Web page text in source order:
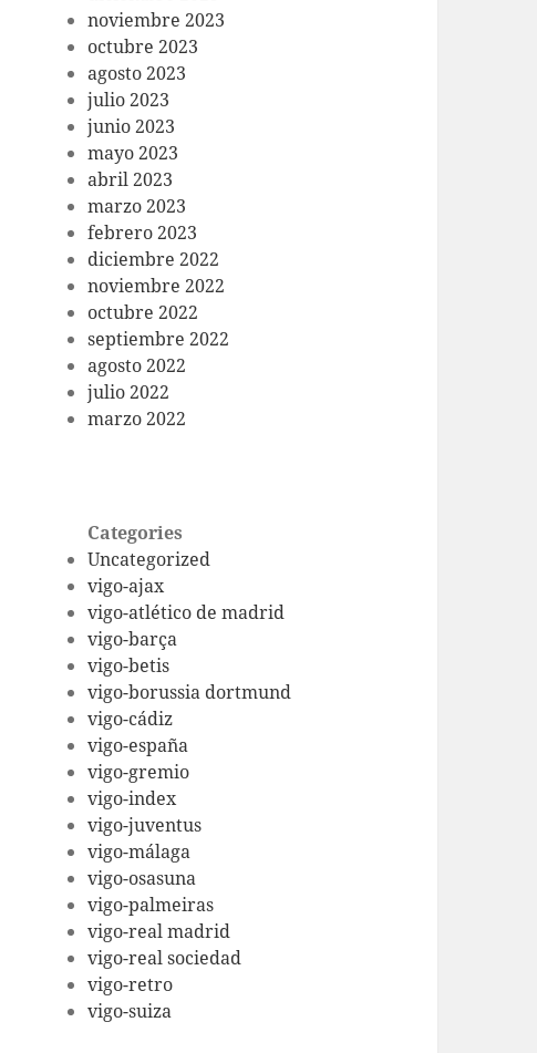
noviembre 2023
octubre 2023
agosto 2023
julio 2023
junio 2023
mayo 2023
abril 2023
marzo 2023
febrero 2023
diciembre 2022
noviembre 2022
octubre 2022
septiembre 2022
agosto 2022
julio 2022
marzo 2022
Categories
Uncategorized
vigo-ajax
vigo-atlético de madrid
vigo-barça
vigo-betis
vigo-borussia dortmund
vigo-cádiz
vigo-españa
vigo-gremio
vigo-index
vigo-juventus
vigo-málaga
vigo-osasuna
vigo-palmeiras
vigo-real madrid
vigo-real sociedad
vigo-retro
vigo-suiza